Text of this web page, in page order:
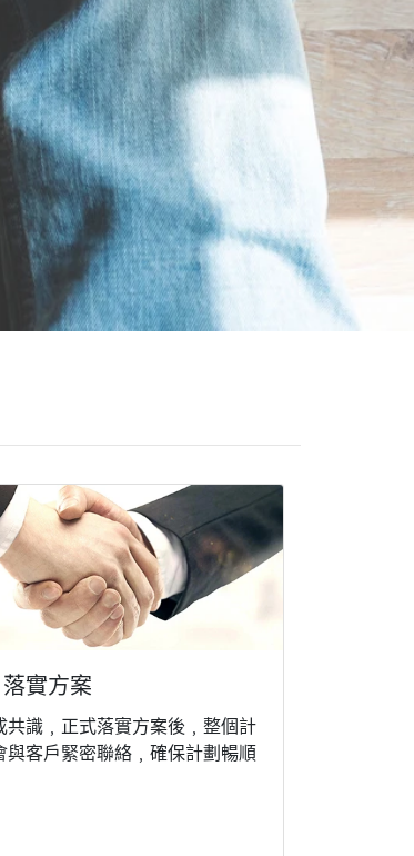
實方案
共識﹐正式落實方案後﹐整個計
與客戶緊密聯絡﹐確保計劃暢順